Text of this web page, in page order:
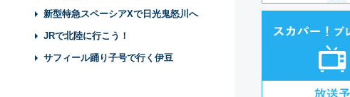
新型特急スペーシアXで日光鬼怒川へ
JRで北陸に行こう！
サフィール踊り子号で行く伊豆